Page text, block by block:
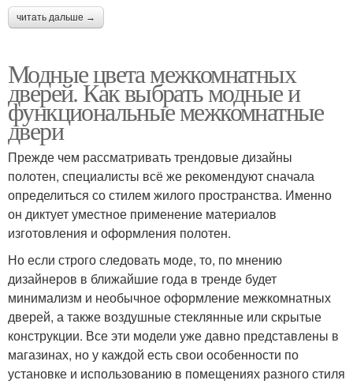
читать дальше →
Модные цвета межкомнатных
дверей. Как выбрать модные и
функциональные межкомнатные
двери
Прежде чем рассматривать трендовые дизайны
полотен, специалисты всё же рекомендуют сначала
определиться со стилем жилого пространства. Именно
он диктует уместное применение материалов
изготовления и оформления полотен.
Но если строго следовать моде, то, по мнению
дизайнеров в ближайшие года в тренде будет
минимализм и необычное оформление межкомнатных
дверей, а также воздушные стеклянные или скрытые
конструкции. Все эти модели уже давно представлены в
магазинах, но у каждой есть свои особенности по
установке и использованию в помещениях разного стиля